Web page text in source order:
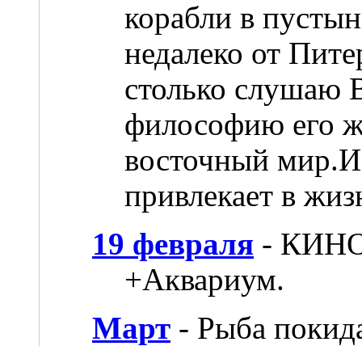
корабли в
недалеко от
столько слушаю
философию его
восточный
привлекает в
19 февраля - КИНО
+Аквариум.
Март - Рыба